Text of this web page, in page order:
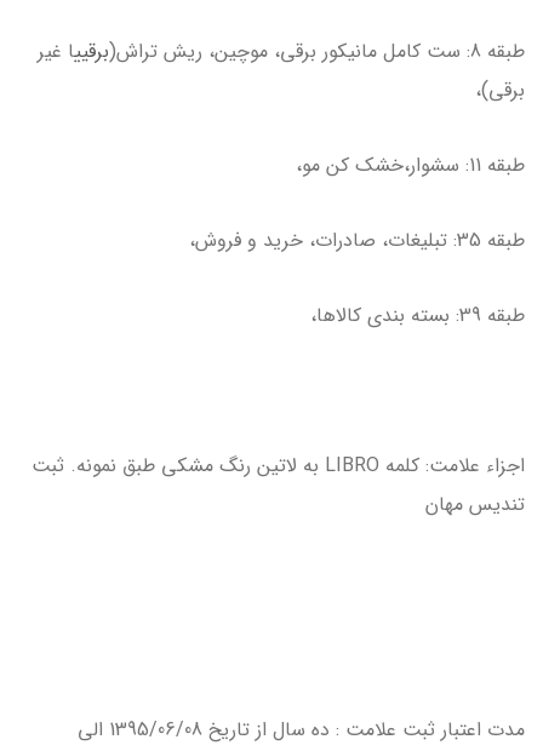
طبقه 8: ست كامل مانيكور برقي، موچين، ريش تراش( برقييا غير
برقي)،
طبقه 11: سشوار،خشك كن مو،
طبقه 35: تبليغات، صادرات، خريد و فروش،
طبقه 39: بسته بندي كالاها،
اجزاء علامت: كلمه LIBRO به لاتين رنگ مشكي طبق نمونه. ثبت
تندیس مهان
مدت اعتبار ثبت علامت : ده سال از تاريخ 1395/06/08 الي